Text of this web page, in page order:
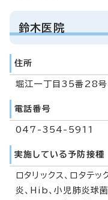
鈴木医院
住所
堀江一丁目35番28号
電話番号
047-354-5911
実施している予防接種
ロタリックス、ロタテ
炎、Hib、小児肺炎球